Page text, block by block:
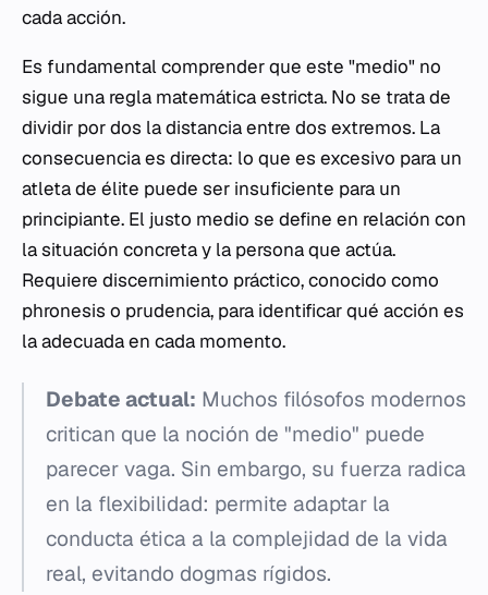
cada acción.
Es fundamental comprender que este "medio" no
sigue una regla matemática estricta. No se trata de
dividir por dos la distancia entre dos extremos. La
consecuencia es directa: lo que es excesivo para un
atleta de élite puede ser insuficiente para un
principiante. El justo medio se define en relación con
la situación concreta y la persona que actúa.
Requiere discernimiento práctico, conocido como
phronesis o prudencia, para identificar qué acción es
la adecuada en cada momento.
Debate actual: Muchos filósofos modernos
critican que la noción de "medio" puede
parecer vaga. Sin embargo, su fuerza radica
en la flexibilidad: permite adaptar la
conducta ética a la complejidad de la vida
real, evitando dogmas rígidos.